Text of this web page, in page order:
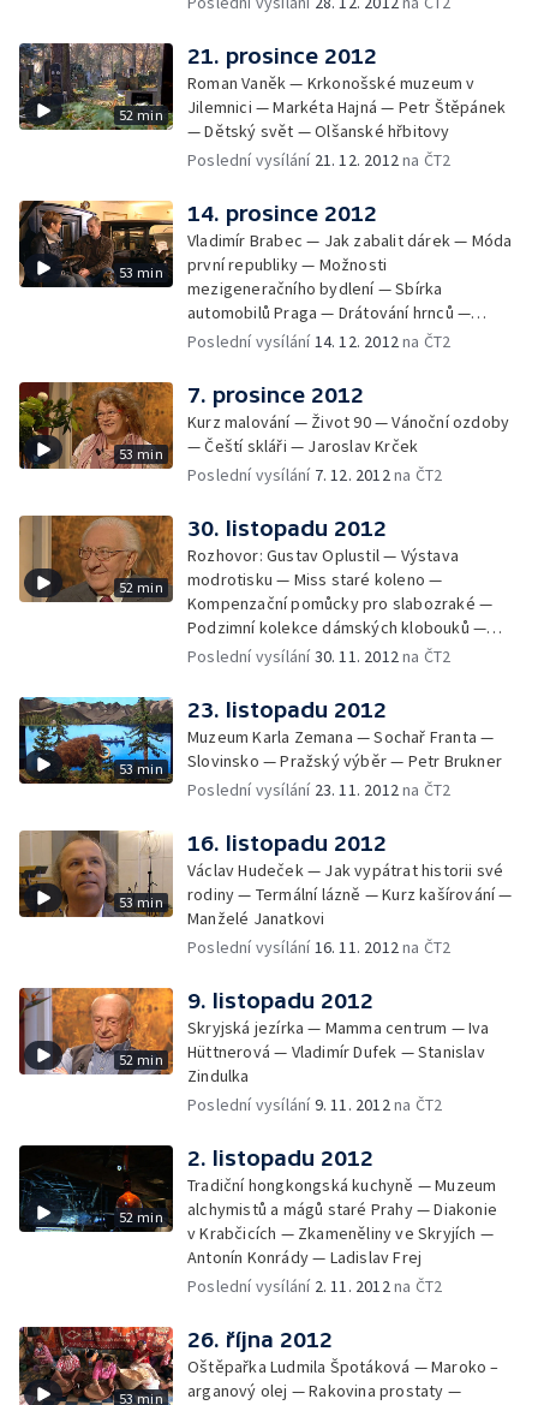
52 min
21. prosince 2012
Roman Vaněk — Krkonošské muzeum v
Jilemnici — Markéta Hajná — Petr Štěpánek
— Dětský svět — Olšanské hřbitovy
Poslední vysílání 21. 12. 2012 na ČT2
53 min
14. prosince 2012
Vladimír Brabec — Jak zabalit dárek — Móda
první republiky — Možnosti
mezigeneračního bydlení — Sbírka
automobilů Praga — Drátování hrnců —
Václav Šorel
Poslední vysílání 14. 12. 2012 na ČT2
53 min
7. prosince 2012
Kurz malování — Život 90 — Vánoční ozdoby
— Čeští skláři — Jaroslav Krček
Poslední vysílání 7. 12. 2012 na ČT2
52 min
30. listopadu 2012
Rozhovor: Gustav Oplustil — Výstava
modrotisku — Miss staré koleno —
Kompenzační pomůcky pro slabozraké —
Podzimní kolekce dámských klobouků —
Výstava o historii Vinohrad a Žižkova —
Poslední vysílání30. 11. 2012 na ČT2
53 min
23. listopadu 2012
Muzeum Karla Zemana — Sochař Franta —
Slovinsko — Pražský výběr — Petr Brukner
Poslední vysílání 23. 11. 2012 na ČT2
53 min
16. listopadu 2012
Václav Hudeček — Jak vypátrat historii své
rodiny — Termální lázně — Kurz kašírování —
Manželé Janatkovi
Poslední vysílání 16. 11. 2012 na ČT2
52 min
9. listopadu 2012
Skryjská jezírka — Mamma centrum — Iva
Hüttnerová — Vladimír Dufek — Stanislav
Zindulka
Poslední vysílání9. 11. 2012 na ČT2
52 min
2. listopadu 2012
Tradiční hongkongská kuchyně — Muzeum
alchymistů a mágů staré Prahy — Diakonie
v Krabčicích — Zkameněliny ve Skryjích —
Antonín Konrády — Ladislav Frej
Poslední vysílání 2. 11. 2012 na ČT2
53 min
26. října 2012
Oštěpařka Ludmila Špotáková — Maroko –
arganový olej — Rakovina prostaty —